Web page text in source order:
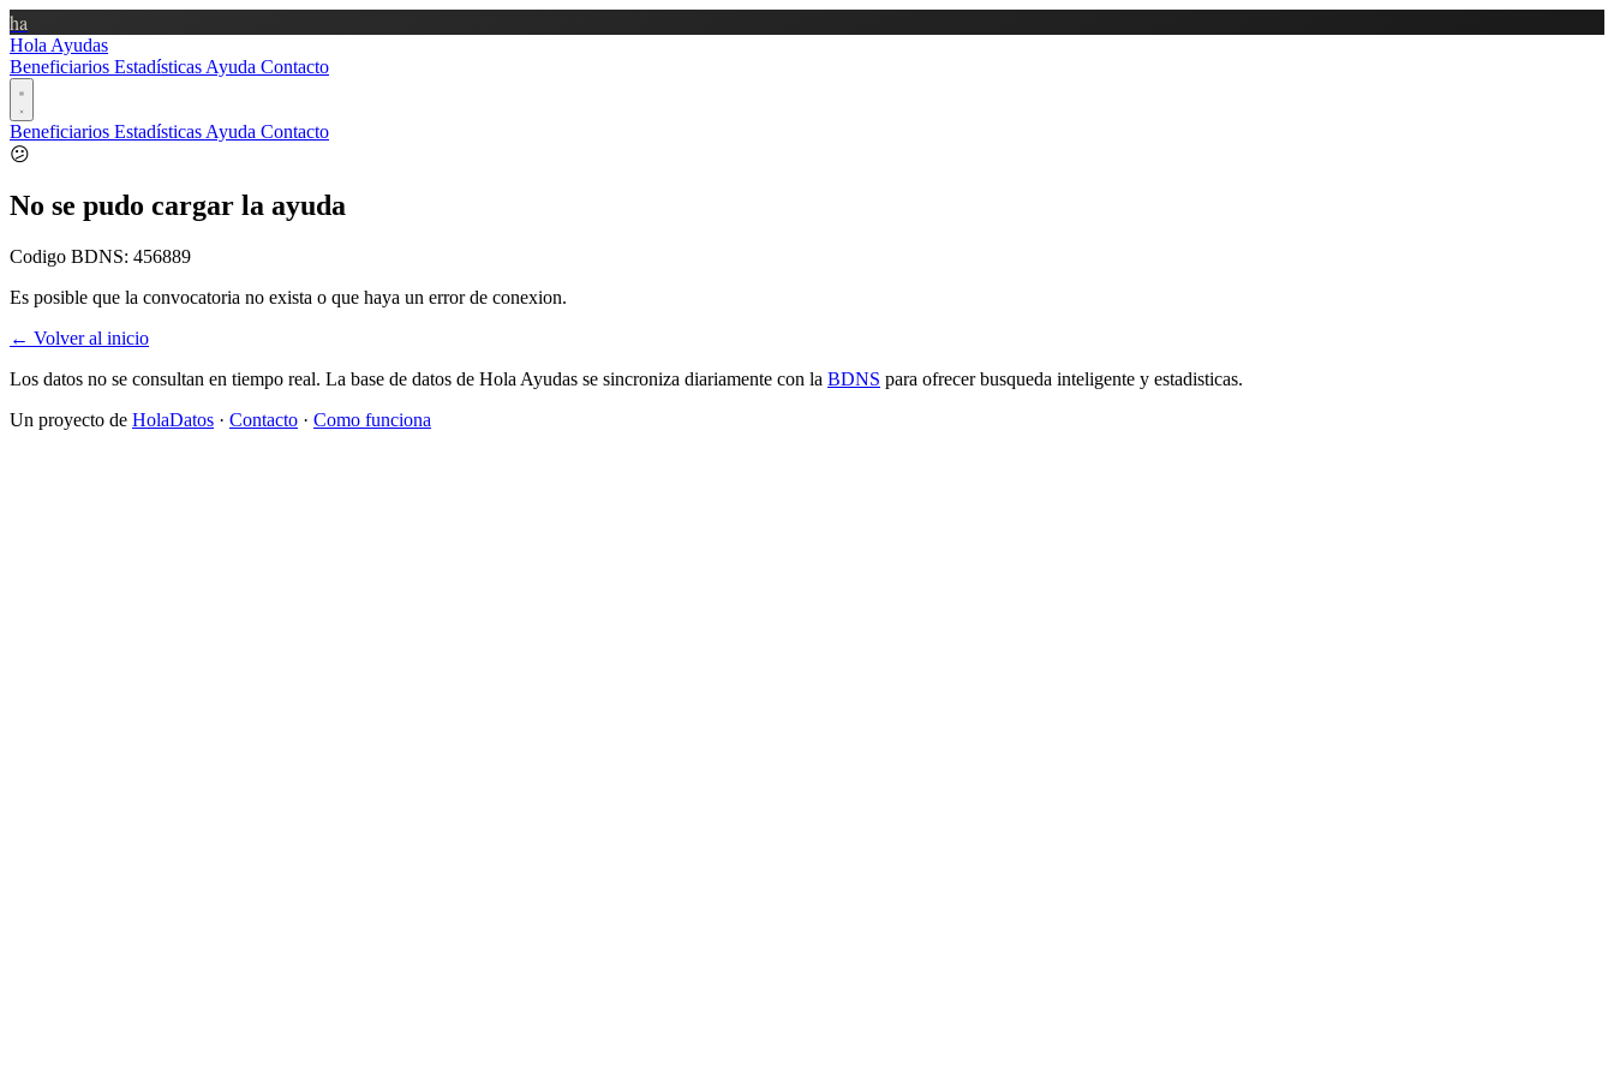
ha
Hola Ayudas
Beneficiarios Estadísticas Ayuda Contacto
Beneficiarios Estadísticas Ayuda Contacto
😕
No se pudo cargar la ayuda
Codigo BDNS: 456889
Es posible que la convocatoria no exista o que haya un error de conexion.
← Volver al inicio
Los datos no se consultan en tiempo real. La base de datos de Hola Ayudas se sincroniza diariamente con la BDNS para ofrecer busqueda inteligente y estadisticas.
Un proyecto de HolaDatos · Contacto · Como funciona